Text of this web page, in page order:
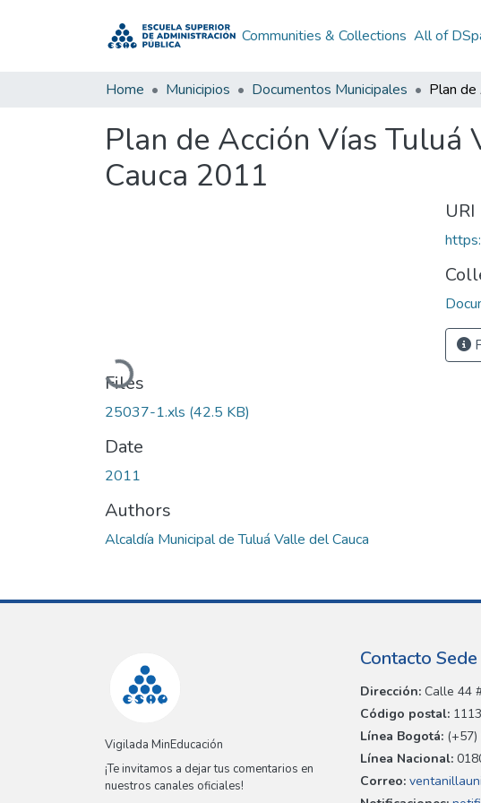
Communities & Collections All of
Home Municipios Documentos Municipales
Plan de Acción Vías
Cauca 2011
Loading...
Files
25037-1.xls (42.5 KB)
Date
2011
Authors
Alcaldía Municipal de Tuluá Valle del Cauca
URI
Vigilada MinEducación
¡Te invitamos a dejar tus comentarios en
nuestros canales oficiales!
Contacto
Dirección: Calle 44
Código postal:
Línea Bogotá:
Línea Nacional:
Correo: